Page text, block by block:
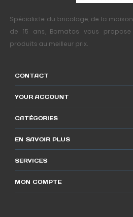
Spécialiste du bricolage, de la
de 15 ans, Bomatos vous
produits au meilleur prix.
CONTACT
YOUR ACCOUNT
CATÉGORIES
EN SAVOIR PLUS
SERVICES
MON COMPTE